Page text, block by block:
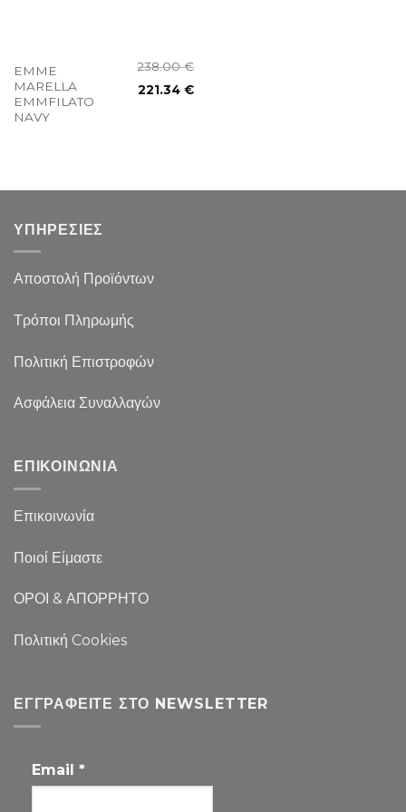
EMME
MARELLA
EMMFILATO
NAVY
238.00€
221.34€
ΥΠΗΡΕΣΙΕΣ
Αποστολή Προϊόντων
Τρόποι Πληρωμής
Πολιτική Επιστροφών
Ασφάλεια Συναλλαγών
ΕΠΙΚΟΙΝΩΝΙΑ
Επικοινωνία
Ποιοί Είμαστε
ΟΡΟΙ & ΑΠΟΡΡΗΤΟ
Πολιτική Cookies
ΕΓΓΡΑΦΕΊΤΕ ΣΤΟ NEWSLETTER
Email *